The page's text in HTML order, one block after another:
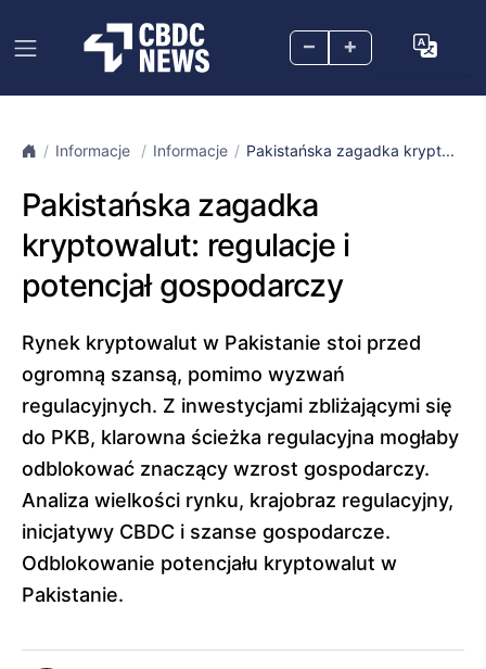
– +
Informacje Informacje Pakistańska zagadka krypt...
Pakistańska zagadka
kryptowalut: regulacje i
potencjał gospodarczy
Rynek kryptowalut w Pakistanie stoi przed
ogromną szansą, pomimo wyzwań
regulacyjnych. Z inwestycjami zbliżającymi się
do PKB, klarowna ścieżka regulacyjna mogłaby
odblokować znaczący wzrost gospodarczy.
Analiza wielkości rynku, krajobraz regulacyjny,
inicjatywy CBDC i szanse gospodarcze.
Odblokowanie potencjału kryptowalut w
Pakistanie.